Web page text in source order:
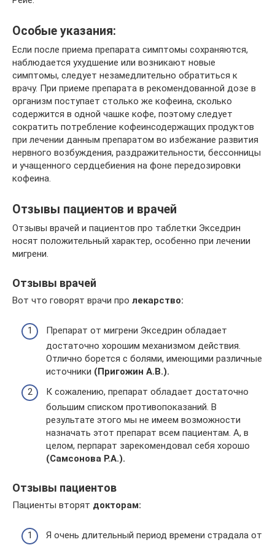
Особые указания:
Если после приема препарата симптомы сохраняются,
наблюдается ухудшение или возникают новые
симптомы, следует незамедлительно обратиться к
врачу. При приеме препарата в рекомендованной дозе в
организм поступает столько же кофеина, сколько
содержится в одной чашке кофе, поэтому следует
сократить потребление кофеинсодержащих продуктов
при лечении данным препаратом во избежание развития
нервного возбуждения, раздражительности, бессонницы
и учащенного сердцебиения на фоне передозировки
кофеина.
Отзывы пациентов и врачей
Отзывы врачей и пациентов про таблетки Экседрин
носят положительный характер, особенно при лечении
мигрени.
Отзывы врачей
Вот что говорят врачи про лекарство:
Препарат от мигрени Экседрин обладает
достаточно хорошим механизмом действия.
Отлично борется с болями, имеющими различные
источники (Пригожин А.В.).
К сожалению, препарат обладает достаточно
большим списком противопоказаний. В
результате этого мы не имеем возможности
назначать этот препарат всем пациентам. А, в
целом, перпарат зарекомендовал себя хорошо
(Самсонова Р.А.).
Отзывы пациентов
Пациенты вторят докторам:
Я очень длительный период времени страдала от